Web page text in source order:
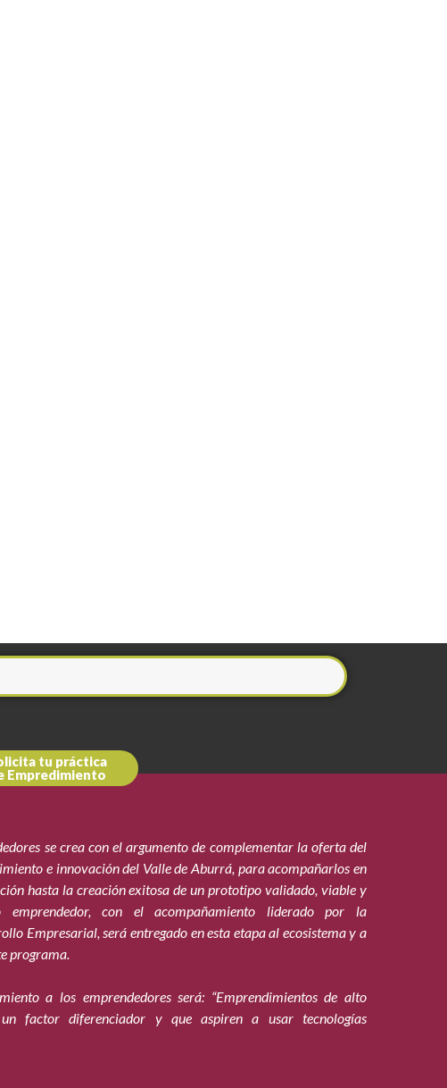
tu práctica
Empredimiento
se crea con el argumento de complementar la oferta del
e innovación del Valle de Aburrá, para acompañarlos en
hasta la creación exitosa de un prototipo validado, viable y
emprendedor, con el acompañamiento liderado por la
Empresarial, será entregado en esta etapa al ecosistema y a
programa.
a los emprendedores será: “Emprendimientos de alto
factor diferenciador y que aspiren a usar tecnologías